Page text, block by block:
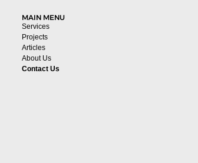
MAIN MENU
Services
Projects
Articles
About Us
Contact Us